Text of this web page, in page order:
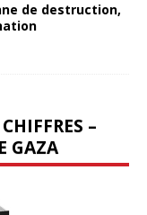
de destruction,
–
GAZA